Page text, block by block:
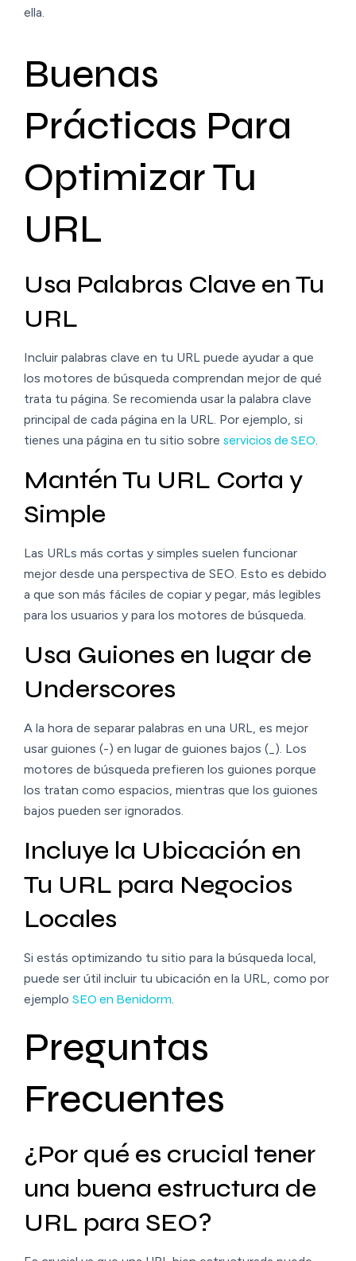
ella.
Buenas
Prácticas Para
Optimizar Tu
URL
Usa Palabras Clave en Tu
URL
Incluir palabras clave en tu URL puede ayudar a que
los motores de búsqueda comprendan mejor de qué
trata tu página. Se recomienda usar la palabra clave
principal de cada página en la URL. Por ejemplo, si
tienes una página en tu sitio sobre servicios de SEO.
Mantén Tu URL Corta y
Simple
Las URLs más cortas y simples suelen funcionar
mejor desde una perspectiva de SEO. Esto es debido
a que son más fáciles de copiar y pegar, más legibles
para los usuarios y para los motores de búsqueda.
Usa Guiones en lugar de
Underscores
A la hora de separar palabras en una URL, es mejor
usar guiones (-) en lugar de guiones bajos (_). Los
motores de búsqueda prefieren los guiones porque
los tratan como espacios, mientras que los guiones
bajos pueden ser ignorados.
Incluye la Ubicación en
Tu URL para Negocios
Locales
Si estás optimizando tu sitio para la búsqueda local,
puede ser útil incluir tu ubicación en la URL, como por
ejemplo SEO en Benidorm.
Preguntas
Frecuentes
¿Por qué es crucial tener
una buena estructura de
URL para SEO?